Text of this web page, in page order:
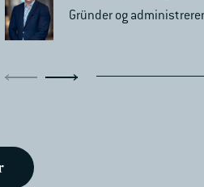
Gründer og